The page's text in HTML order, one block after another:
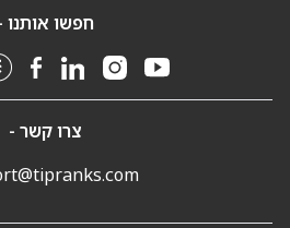
חפשו אותנו
צרו קשר -